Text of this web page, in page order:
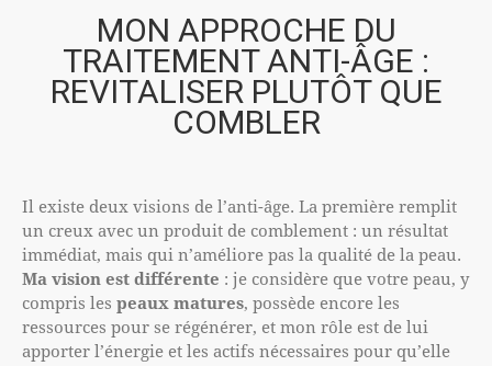
MON APPROCHE DU
TRAITEMENT ANTI-ÂGE :
REVITALISER PLUTÔT QUE
COMBLER
Il existe deux visions de l’anti-âge. La première remplit
un creux avec un produit de comblement : un résultat
immédiat, mais qui n’améliore pas la qualité de la peau.
Ma vision est différente : je considère que votre peau, y
compris les peaux matures, possède encore les
ressources pour se régénérer, et mon rôle est de lui
apporter l’énergie et les actifs nécessaires pour qu’elle